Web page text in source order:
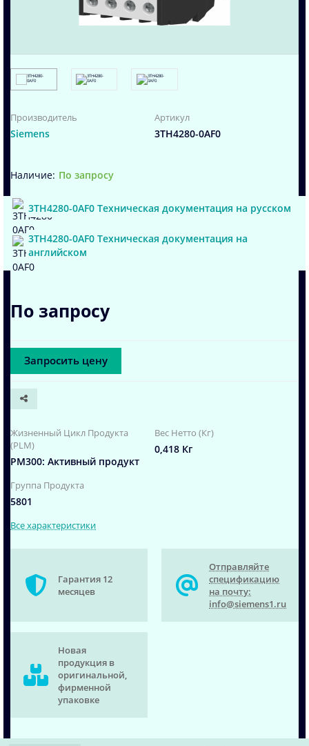
Производитель
Siemens
Артикул
3TH4280-0AF0
По запросу
3TH4280-0AF0 Техническая документация на русском
3TH4280-0AF0 Техническая документация на
английском
По запросу
Запросить цену
Жизненный Цикл Продукта
(PLM)
PM300: Активный продукт
Вес Нетто (Кг)
0,418 Кг
Группа Продукта
5801
Все характеристики
Гарантия 12
месяцев
Отправляйте
спецификацию
на почту:
info@siemens1.ru
Новая
продукция в
оригинальной,
фирменной
упаковке